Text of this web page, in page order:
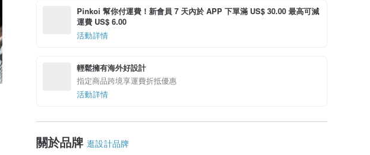
Pinkoi 幫你付運費！新會員 7 天內於 APP 下單滿 US$ 30.00 最高可減
運費 US$ 6.00
活動詳情
輕鬆擁有海外好設計
指定商品跨境享運費折抵優惠
活動詳情
關於品牌 逛設計品牌